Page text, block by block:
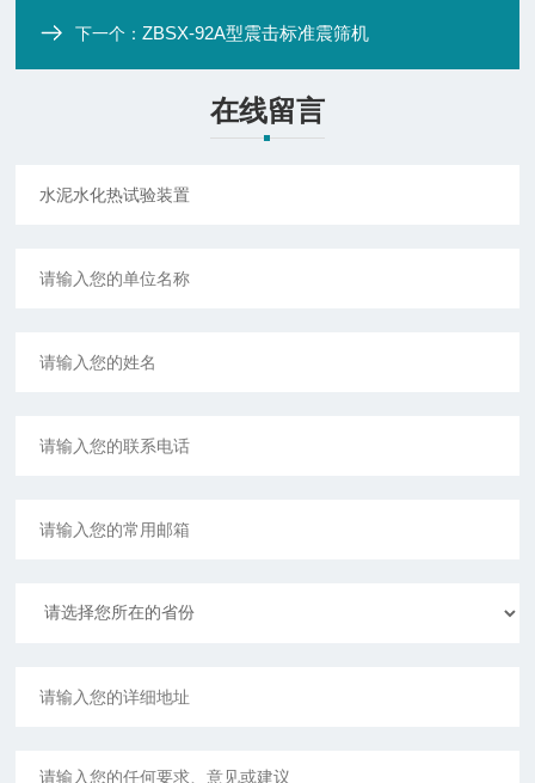
下一个：ZBSX-92A型震击标准震筛机
在线留言